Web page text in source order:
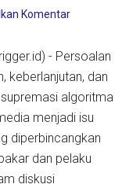
Komentar
- Persoalan
keberlanjutan, dan
algoritma
menjadi isu
diperbincangkan
dan pelaku
diskusi